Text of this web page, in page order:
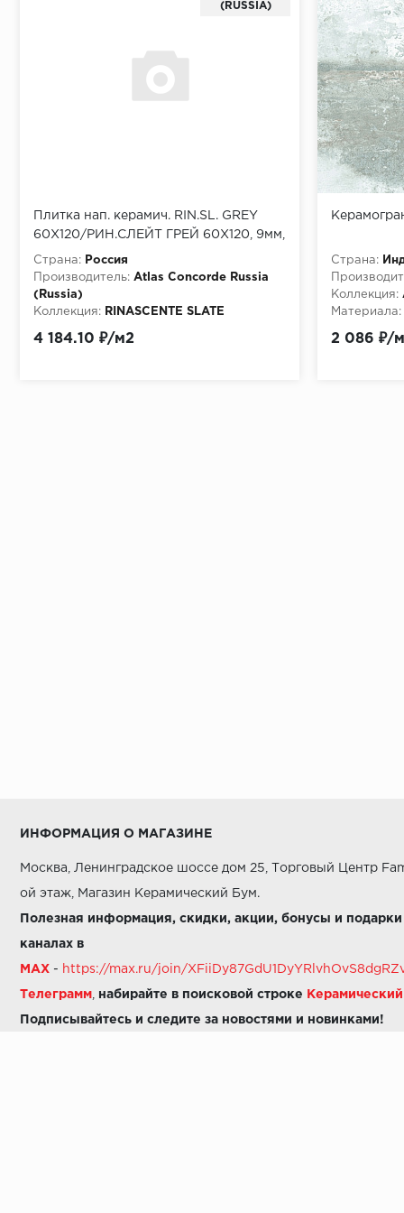
(RUSSIA)
Плитка нап. керамич. RIN.SL. GREY
60X120/РИН.СЛЕЙТ ГРЕЙ 60Х120, 9мм,
60x120 (610010003557)
Страна:
Россия
Производитель: Atlas Concorde Russia
(Russia)
Коллекция:
RINASCENTE SLATE
Рин.Слейт Грей 60Х120
4 184.10 ₽/м2
Страна:
Коллекция:
Материала:
2 086 ₽/
ИНФОРМАЦИЯ О МАГАЗИНЕ
Москва, Ленинградское шоссе дом 25, Торговый Центр
ой этаж, Магазин Керамический Бум.
Полезная информация, скидки, акции, бонусы и
каналах в
MAX - https://max.ru/join/
Телеграмм набирайте в поисковой строке Керамический
Подписывайтесь и следите за новостями и новинками!